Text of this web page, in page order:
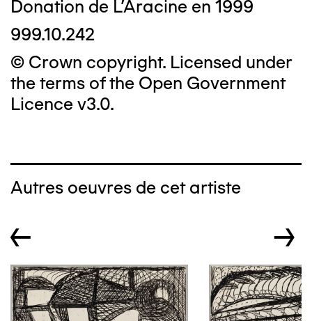
Donation de L'Aracine en 1999
999.10.242
© Crown copyright. Licensed under
the terms of the Open Government
Licence v3.0.
Autres oeuvres de cet artiste
← →